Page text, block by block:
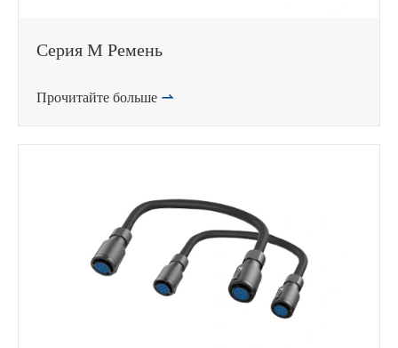
Серия M Ремень
Прочитайте больше 